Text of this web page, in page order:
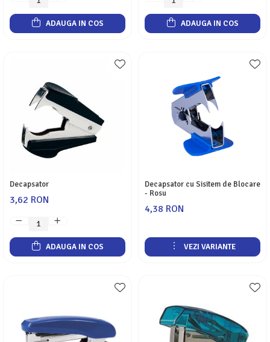
ADAUGA IN COS ADAUGA IN COS
Decapsator
3,62 RON
ADAUGA IN COS
Decapsator cu Sisitem de Blocare
- Rosu
4,38 RON
VEZI VARIANTE